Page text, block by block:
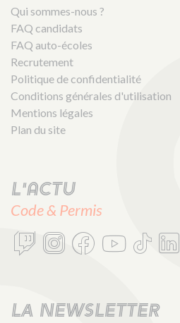
Qui sommes-nous ?
FAQ candidats
FAQ auto-écoles
Recrutement
Politique de confidentialité
Conditions générales d'utilisation
Mentions légales
Plan du site
L'actu
Code & Permis
LA NEWSLETTER